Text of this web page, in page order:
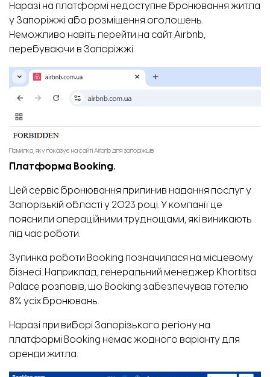
Наразі на платформі недоступне бронювання житла
у Запоріжжі або розміщення оголошень.
Неможливо навіть перейти на сайт Airbnb,
перебуваючи в Запоріжжі.
Помилка, яку показує на сайті Airbnb для запоріжців.
Платформа Booking.
Цей сервіс бронювання припинив надання послуг у
Запорізькій області у 2023 році. У компанії це
пояснили операційними труднощами, які виникають
під час роботи.
Зупинка роботи Booking позначилася на місцевому
бізнесі. Наприклад, генеральний менеджер Khortitsa
Palace розповів, що Booking забезпечував готелю
8% усіх бронювань.
Наразі при виборі Запорізького регіону на
платформі Booking немає жодного варіанту для
оренди житла.